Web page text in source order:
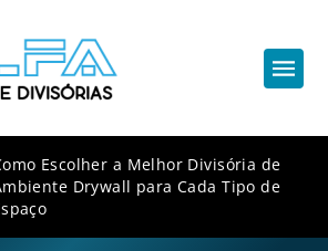
Escolher a Melhor Divisória de
Drywall para Cada Tipo de